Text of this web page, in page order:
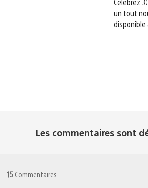
un tout
disponible
Les commentaires sont
15 Commentaires